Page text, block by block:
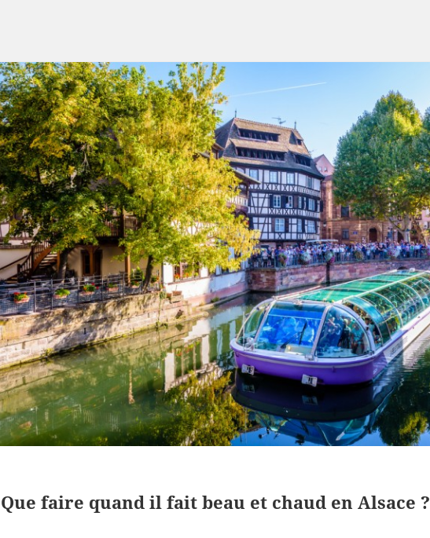
Que faire quand il fait beau et chaud en Alsace ?